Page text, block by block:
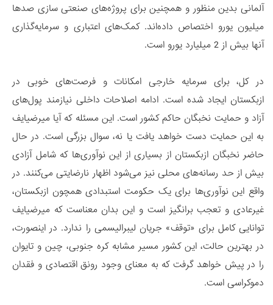
آلمانی بدین منظور و همچنین برای پروژه‌های صنعتی سازی صدها
میلیون یورو اختصاص داده‌اند. کمک‌های اعتباری و سرمایه‌گذاری
آنها بیش از 2 میلیارد یورو است.
در کل، برای سرمایه خارجی امکانات و فرصت‌های خوبی در
ازبکستان ایجاد شده است. ادامه اصلاحات داخلی نیازمند پول‌های
آزاد و حمایت نخبگان حاکم کشور است. این مسئله که آیا میرضیایف
به این حمایت دست خواهد یافت یا نه، سوال بزرگی است. در حال
حاضر نخبگان ازبکستان از بسیاری از این نوآوری‌ها که شامل آزادی
بیش از حد رسانه‌های محلی نیز می‌شود اظهار نارضایتی می‌کنند. در
واقع این نوآوری‌ها برای یک حکومت استبدادی همچون ازبکستان‌،
غیرعادی و تعجب برانگیز است و این بدان معناست که میرضیایف
توانایی کامل برای «توقف» جریان لیبرالیسمی را ندارد. در اینصورت،
در بهترین حالت، این کشور مسیر مشابه کره جنوبی، چین و تایوان
را در پیش خواهد گرفت که به معنای وجود رونق اقتصادی و فقدان
دموکراسی است.